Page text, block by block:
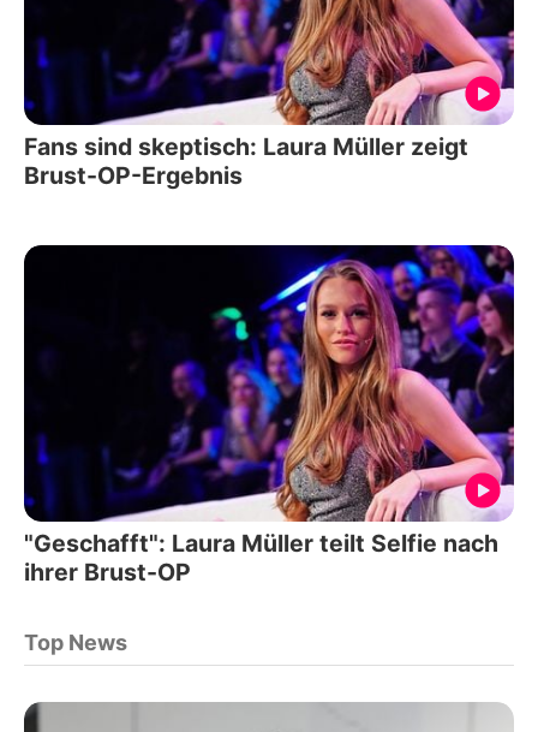
Fans sind skeptisch: Laura Müller zeigt
Brust-OP-Ergebnis
"Geschafft": Laura Müller teilt Selfie nach
ihrer Brust-OP
Top News